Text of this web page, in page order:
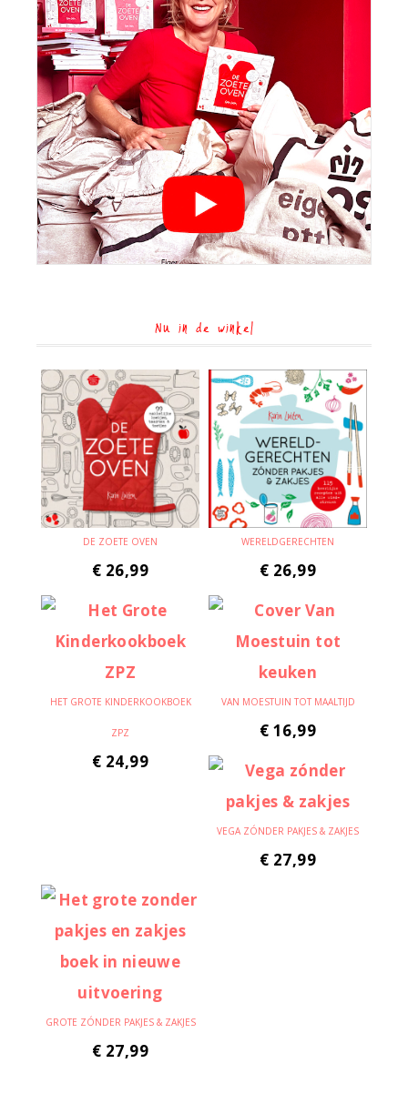
Nu in de winkel
DE ZOETE OVEN
€ 26,99
WERELDGERECHTEN
€ 26,99
HET GROTE KINDERKOOKBOEK
ZPZ
€ 24,99
VAN MOESTUIN TOT MAALTIJD
€ 16,99
VEGA ZÓNDER PAKJES & ZAKJES
€ 27,99
GROTE ZÓNDER PAKJES & ZAKJES
€ 27,99